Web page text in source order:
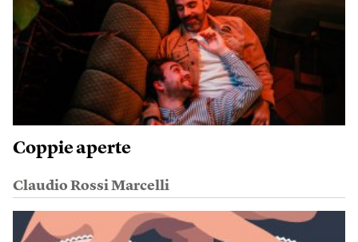
Coppie aperte
Claudio Rossi Marcelli